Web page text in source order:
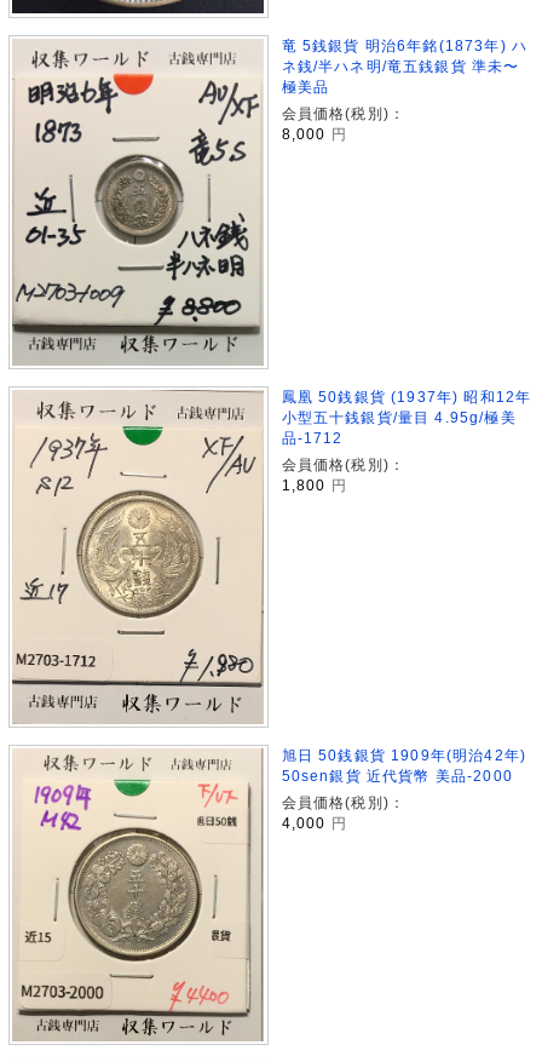
竜 5銭銀貨 明治6年銘(1873年) ハ
ネ銭/半ハネ明/竜五銭銀貨 準未〜
極美品
会員価格(税別)：
8,000 円
鳳凰 50銭銀貨 (1937年) 昭和12年
小型五十銭銀貨/量目 4.95g/極美
品-1712
会員価格(税別)：
1,800
円
旭日 50銭銀貨 1909年(明治42年)
50sen銀貨 近代貨幣 美品-2000
会員価格(税別)：
4,000 円